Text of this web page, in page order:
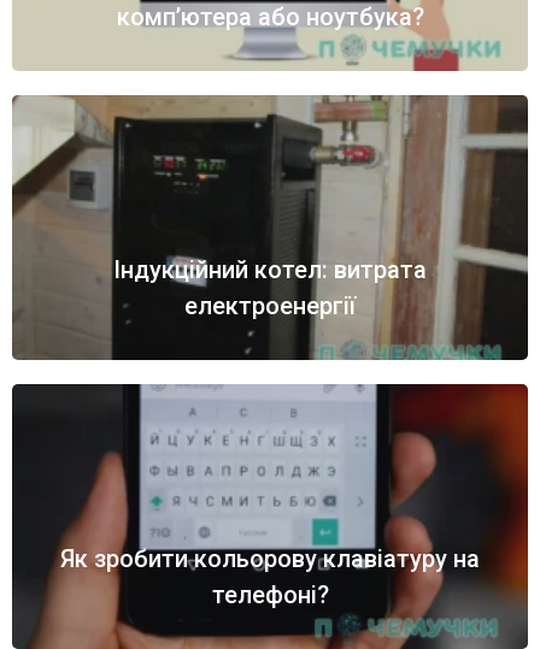
комп’ютера або ноутбука?
Індукційний котел: витрата
електроенергії
Як зробити кольорову клавіатуру на
телефоні?